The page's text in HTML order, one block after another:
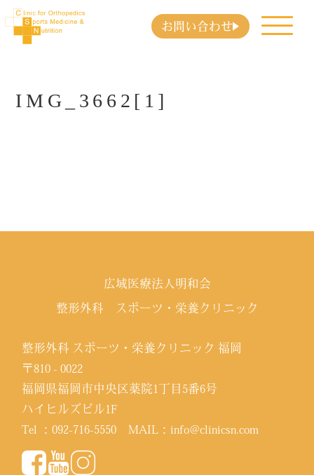
お問い合わせ
IMG_3662[1]
広域医療法人明和会
整形外科 スポーツ・栄養クリニック
整形外科 スポーツ・栄養クリニック 福岡
〒810 - 0022
福岡県福岡市中央区薬院1丁目5番6号
ハイヒルズビル1F
Tel ：092-716-5550 MAIL：info@clinicsn.com